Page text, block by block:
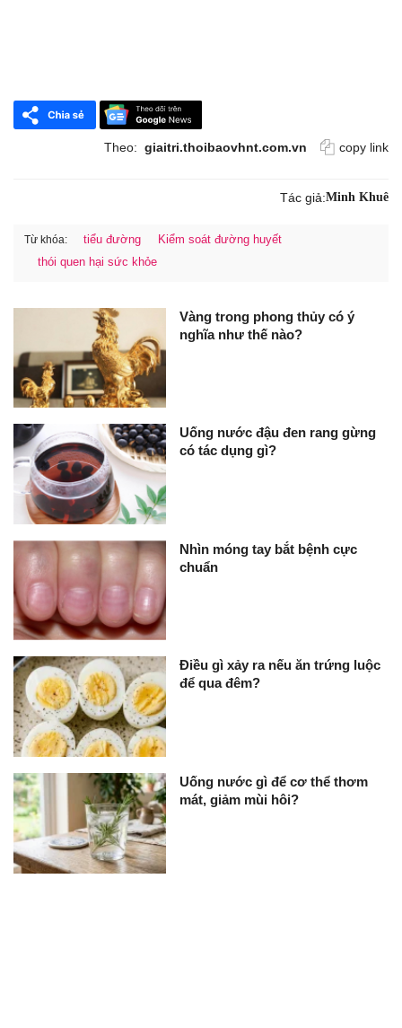
Theo: giaitri.thoibaovhnt.com.vn copy link
Tác giả:Minh Khuê
Từ khóa: tiểu đường
Kiểm soát đường huyết
thói quen hại sức khỏe
Vàng trong phong thủy có ý
nghĩa như thế nào?
Uống nước đậu đen rang gừng
có tác dụng gì?
Nhìn móng tay bắt bệnh cực
chuẩn
Điều gì xảy ra nếu ăn trứng luộc
để qua đêm?
Uống nước gì để cơ thể thơm
mát, giảm mùi hôi?